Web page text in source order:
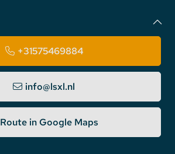
+31575469884
info@lsxl.nl
Route in Google Maps